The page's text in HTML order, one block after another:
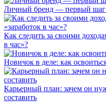
Личный бренд — первый шаг
Как следить за своими
в час»?
Новичок в деле: как
Карьерный план: зачем он
составить